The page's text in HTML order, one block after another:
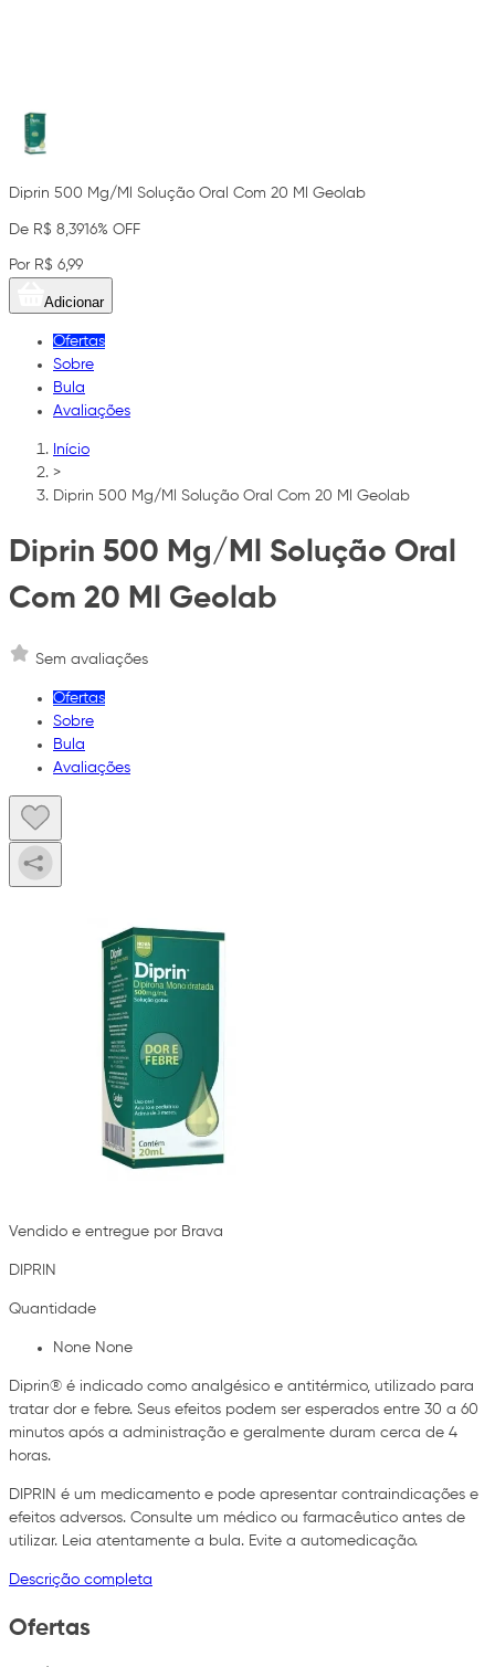
Diprin 500 Mg/Ml Solução Oral Com 20 Ml Geolab
De R$ 8,3916% OFF
Por R$ 6,99
Adicionar
Ofertas
Sobre
Bula
Avaliações
Início
>
Diprin 500 Mg/Ml Solução Oral Com 20 Ml Geolab
Diprin 500 Mg/Ml Solução Oral
Com 20 Ml Geolab
Sem avaliações
Ofertas
Sobre
Bula
Avaliações
Vendido e entregue por Brava
DIPRIN
Quantidade
None None
Diprin® é indicado como analgésico e antitérmico, utilizado para
tratar dor e febre. Seus efeitos podem ser esperados entre 30 a 60
minutos após a administração e geralmente duram cerca de 4
horas.
DIPRIN é um medicamento e pode apresentar contraindicações e
efeitos adversos. Consulte um médico ou farmacêutico antes de
utilizar. Leia atentamente a bula. Evite a automedicação.
Descrição completa
Ofertas